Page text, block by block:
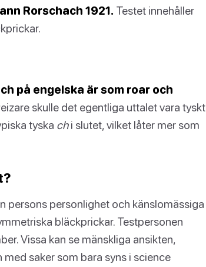
Rorschach 1921. Testet innehåller
på engelska är som roar och
skulle det egentliga uttalet vara tyskt
tyska chi slutet, vilket låter mer som
persons personlighet och känslomässiga
bläckprickar. Testpersonen
Vissa kan se mänskliga ansikten,
saker som bara syns i science